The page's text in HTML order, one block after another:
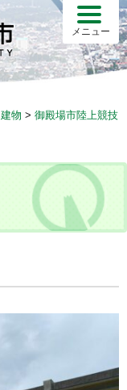
メニュー
建物 > 御殿場市陸上競技